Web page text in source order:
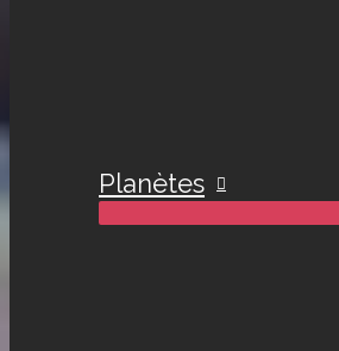
Planètes